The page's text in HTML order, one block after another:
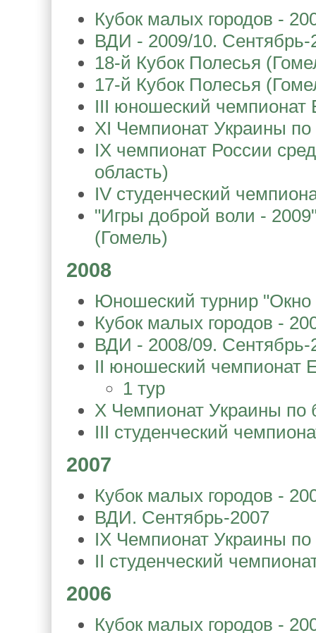
Кубок малых городов -
ВДИ - 2009/10. Сентябрь-
18-й Кубок Полесья
17-й Кубок Полесья
III юношеский
XI Чемпионат Украины
IX чемпионат России
область)
IV студенческий
"Игры доброй воли -
(Гомель)
2008
Юношеский турнир
Кубок малых городов -
ВДИ - 2008/09. Сентябрь-
II юношеский чемпионат
1 тур
X Чемпионат Украины по
III студенческий
2007
Кубок малых городов -
ВДИ. Сентябрь-2007
IX Чемпионат Украины
II студенческий
2006
Кубок малых городов -